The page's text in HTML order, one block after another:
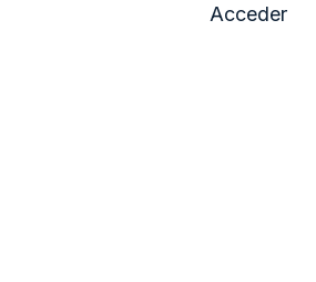
Acceder